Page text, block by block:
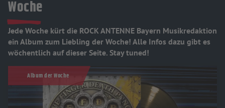
Woche
Jede Woche kürt die ROCK ANTENNE Bayern Musikredaktion
ein Album zum Liebling der Woche! Alle Infos dazu gibt es
wöchentlich auf dieser Seite. Stay tuned!
Album der Woche